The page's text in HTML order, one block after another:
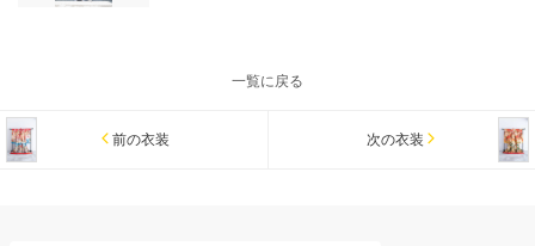
一覧に戻る
前の衣装 次の衣装